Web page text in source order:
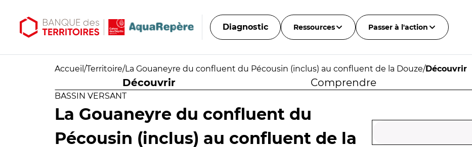
Diagnostic Ressources Passer à l'action
Accueil /Territoire/La Gouaneyre du confluent du Pécousin (inclus) au confluent de la Douze/Découvrir
Découvrir Comprendre
BASSIN VERSANT
La Gouaneyre du confluent du
Pécousin (inclus) au confluent de la